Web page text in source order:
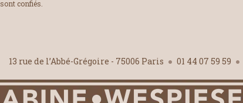
confiés.
13 rue de l’Abbé-Grégoire - 75006 Paris 01 44 07 59 59